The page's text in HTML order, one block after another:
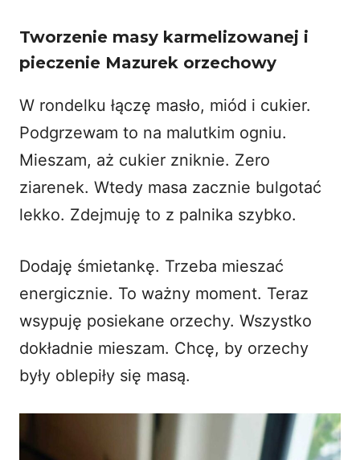
Tworzenie masy karmelizowanej i
pieczenie Mazurek orzechowy
W rondelku łączę masło, miód i cukier.
Podgrzewam to na malutkim ogniu.
Mieszam, aż cukier zniknie. Zero
ziarenek. Wtedy masa zacznie bulgotać
lekko. Zdejmuję to z palnika szybko.
Dodaję śmietankę. Trzeba mieszać
energicznie. To ważny moment. Teraz
wsypuję posiekane orzechy. Wszystko
dokładnie mieszam. Chcę, by orzechy
były oblepiły się masą.